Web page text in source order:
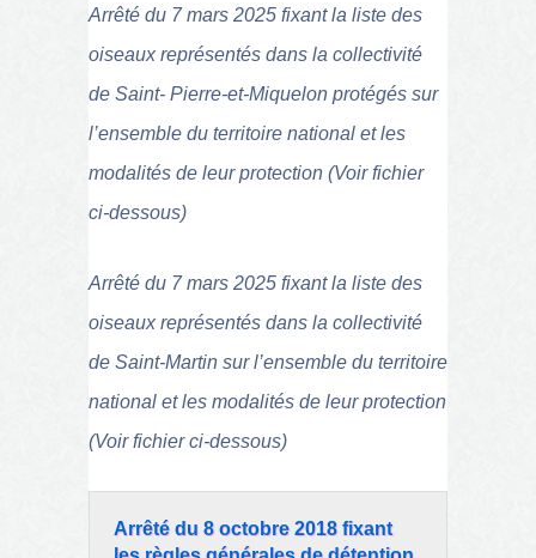
Arrêté du 7 mars 2025 fixant la liste des
oiseaux représentés dans la collectivité
de Saint- Pierre-et-Miquelon protégés sur
l’ensemble du territoire national et les
modalités de leur protection (Voir fichier
ci-dessous)
Arrêté du 7 mars 2025 fixant la liste des
oiseaux représentés dans la collectivité
de Saint-Martin sur l’ensemble du territoire
national et les modalités de leur protection
(Voir fichier ci-dessous)
Arrêté du 8 octobre 2018 fixant